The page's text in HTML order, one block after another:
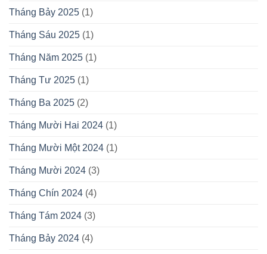
Tháng Bảy 2025 (1)
Tháng Sáu 2025 (1)
Tháng Năm 2025 (1)
Tháng Tư 2025 (1)
Tháng Ba 2025 (2)
Tháng Mười Hai 2024 (1)
Tháng Mười Một 2024 (1)
Tháng Mười 2024 (3)
Tháng Chín 2024 (4)
Tháng Tám 2024 (3)
Tháng Bảy 2024 (4)